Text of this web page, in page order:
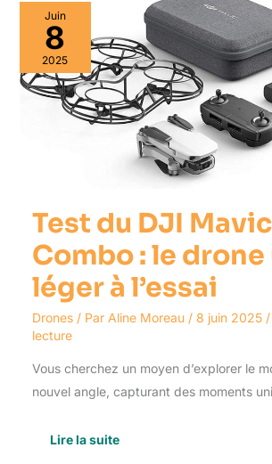
Juin
8
2025
Test du DJI
Combo : le
léger à l’essai
Drones/ Par Aline Moreau / 8 juin 2025 /
lecture
Vous cherchez un moyen d’explorer le
nouvel angle, capturant des moments
Test
du
DJI
Mavic
Mini
Combo
l’essai
Lire la suite